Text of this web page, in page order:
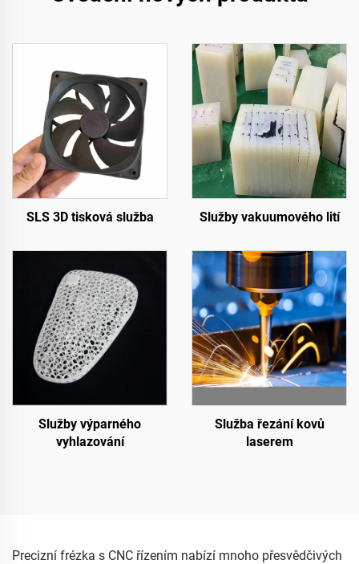
SLS 3D tisková služba Služby vakuumového lití
Služby výparného
vyhlazování
Služba řezání kovů
laserem
Precizní frézka s CNC řízením nabízí mnoho přesvědčivých